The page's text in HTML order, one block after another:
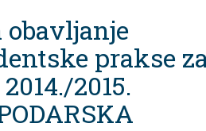
obavljanje
prakse
2015.